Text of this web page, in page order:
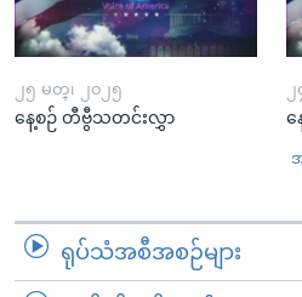
၂၅ မတ္၊ ၂၀၂၅
နေ့စဉ် တီဗွီသတင်းလွှာ
ရုပ်သံအစီအစဉ်များ